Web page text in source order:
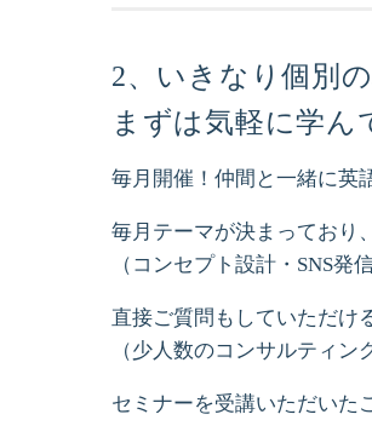
2、いきなり個別
まずは気軽に学
毎月開催！仲間と一緒に英
毎月テーマが決まっており
（コンセプト設計・SNS発
直接ご質問もしていただけ
（少人数のコンサルティン
セミナーを受講いただいた